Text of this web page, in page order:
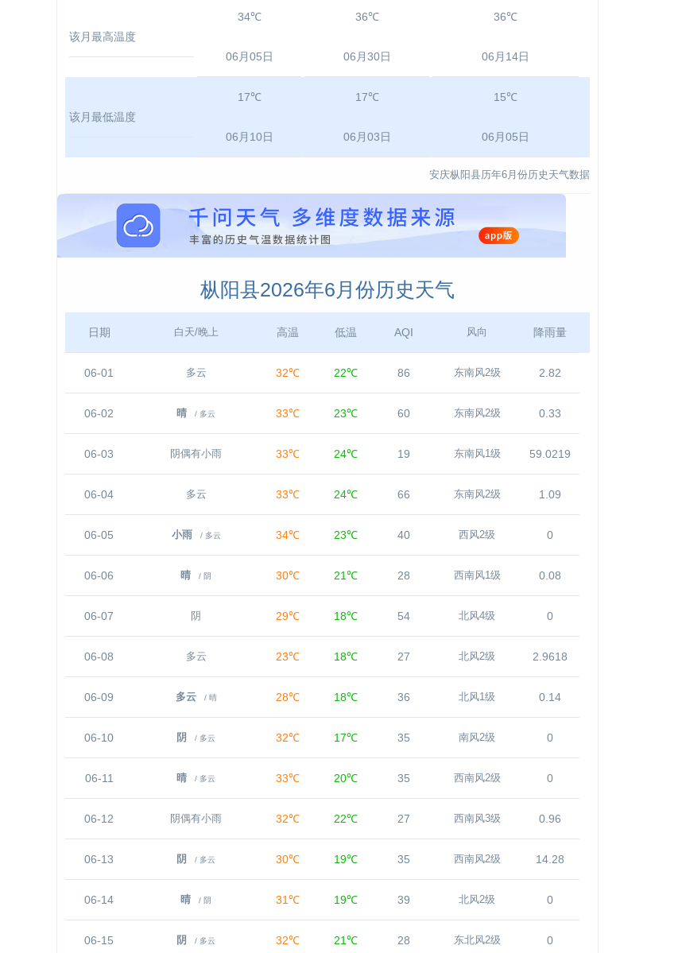
该月最高温度
34℃
06月05日
36℃
06月30日
36℃
06月14日
该月最低温度
17℃
06月10日
17℃
06月03日
15℃
06月05日
安庆枞阳县历年6月份历史天气数据
枞阳县2026年6月份历史天气
日期 白天/晚上 高温 低温 AQI 风向 降雨量
06-01 多云 32℃ 22℃ 86 东南风2级 2.82
06-02 晴 / 多云 33℃ 23℃ 60 东南风2级 0.33
06-03 阴偶有小雨 33℃ 24℃ 19 东南风1级 59.0219
06-04 多云 33℃ 24℃ 66 东南风2级 1.09
06-05 小雨 / 多云 34℃ 23℃ 40 西风2级 0
06-06 晴 / 阴 30℃ 21℃ 28 西南风1级 0.08
06-07 阴 29℃ 18℃ 54 北风4级 0
06-08 多云 23℃ 18℃ 27 北风2级 2.9618
06-09 多云 / 晴 28℃ 18℃ 36 北风1级 0.14
06-10 阴 / 多云 32℃ 17℃ 35 南风2级 0
06-11 晴 / 多云 33℃ 20℃ 35 西南风2级 0
06-12 阴偶有小雨 32℃ 22℃ 27 西南风3级 0.96
06-13 阴 / 多云 30℃ 19℃ 35 西南风2级 14.28
06-14 晴 / 阴 31℃ 19℃ 39 北风2级 0
06-15 阴 / 多云 32℃ 21℃ 28 东北风2级 0